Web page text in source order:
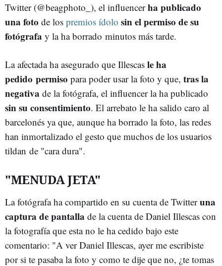
Twitter (@beagphoto_), el influencerha publicado
una foto de los premios ídolo sin el permiso de su
fotógrafa y la ha borrado minutos más tarde.
La afectada ha asegurado que Illescas le ha
pedido permiso para poder usar la foto y que, tras la
negativa de la fotógrafa, el influencer la ha publicado
sin su consentimiento. El arrebato le ha salido caro al
barcelonés ya que, aunque ha borrado la foto, las redes
han inmortalizado el gesto que muchos de los usuarios
tildan de "cara dura".
"MENUDA JETA"
La fotógrafa ha compartido en su cuenta de Twitteruna
captura de pantalla de la cuenta de Daniel Illescas con
la fotografía que esta no le ha cedido bajo este
comentario: "A ver Daniel Illescas, ayer me escribiste
por si te pasaba la foto y como te dije que no, ¿te tomas